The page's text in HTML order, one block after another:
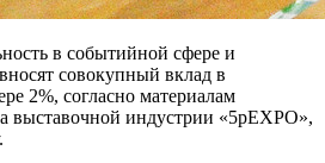
в событийной сфере и
совокупный вклад в
2%, согласно материалам
выставочной индустрии «5pEXPO»,